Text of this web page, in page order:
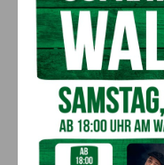
IBAN: AT38 2070 6045
BIC: KSPKAT2KXXX
Radlwolf und Michael
wünschen allen
Weihnachtsfest und ein
Neues Jahr 2022.